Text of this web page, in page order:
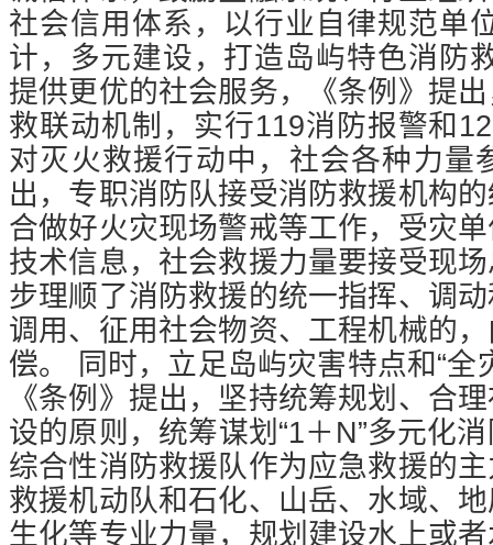
社会信用体系，以行业自律规范单
计，多元建设，打造岛屿特色消防
提供更优的社会服务，《条例》提
救联动机制，实行119消防报警和
对灭火救援行动中，社会各种力量
出，专职消防队接受消防救援机构
合做好火灾现场警戒等工作，受灾
技术信息，社会救援力量要接受现
步理顺了消防救援的统一指挥、调
调用、征用社会物资、工程机械的
偿。
同时，立足岛屿灾害特点和“
《条例》提出，坚持统筹规划、合
设的原则，统筹谋划“1＋N”多元化
综合性消防救援队作为应急救援的
救援机动队和石化、山岳、水域、
生化等专业力量，规划建设水上或